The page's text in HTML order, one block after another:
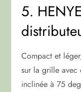
5.
Compact et
sur la grille avec
inclinée à 75